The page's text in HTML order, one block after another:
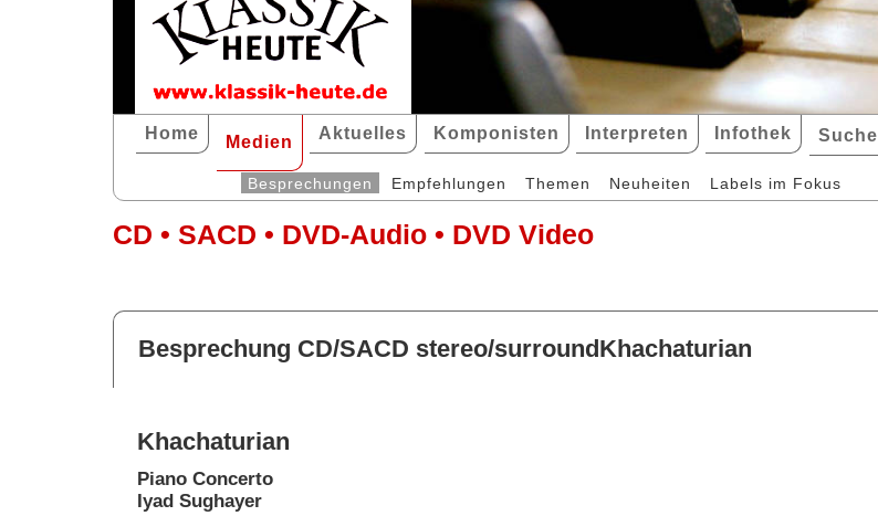
Home Medien Aktuelles Komponisten Interpreten Infothek Suche
Besprechungen Empfehlungen Themen Neuheiten Labels im Fokus
CD • SACD • DVD-Audio • DVD Video
Besprechung CD/SACD stereo/surroundKhachaturian
Khachaturian
Piano Concerto
Iyad Sughayer